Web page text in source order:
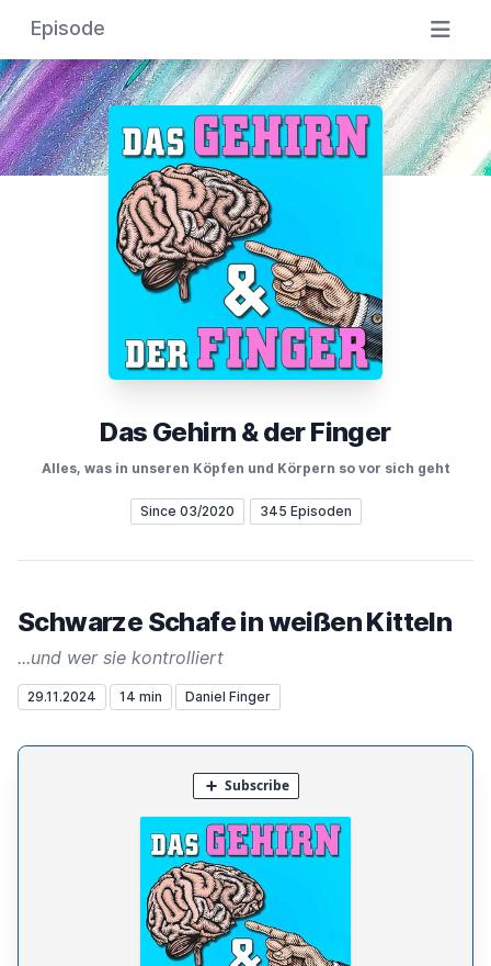
Episode
Das Gehirn & der Finger
Alles, was in unseren Köpfen und Körpern so vor sich geht
Since 03/2020 345 Episoden
Schwarze Schafe in weißen Kitteln
...und wer sie kontrolliert
29.11.2024 14 min Daniel Finger